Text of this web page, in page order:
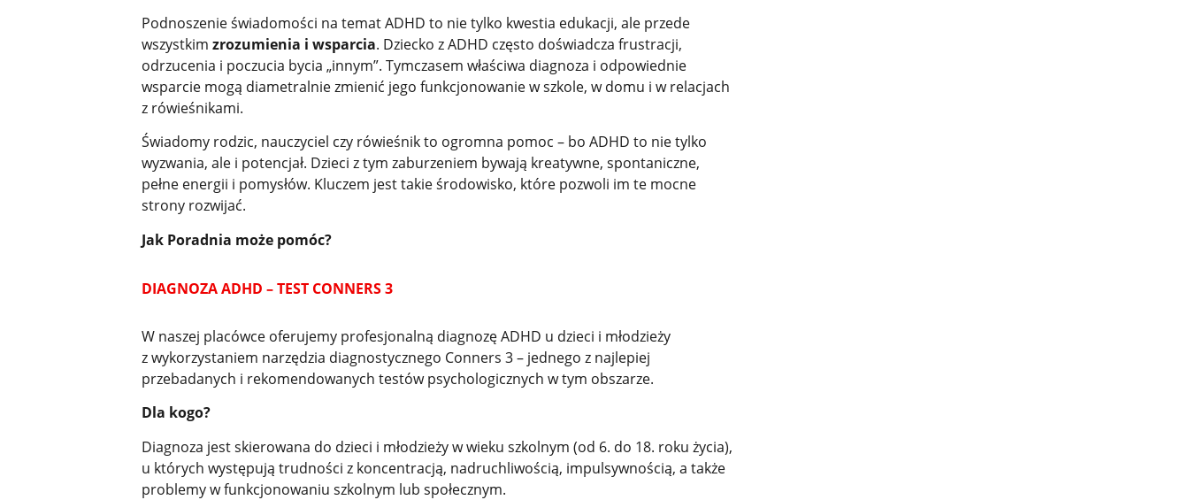
Podnoszenie świadomości na temat ADHD to nie tylko kwestia edukacji, ale przede
wszystkim zrozumienia i wsparcia. Dziecko z ADHD często doświadcza frustracji,
odrzucenia i poczucia bycia „innym”. Tymczasem właściwa diagnoza i odpowiednie
wsparcie mogą diametralnie zmienić jego funkcjonowanie w szkole, w domu i w relacjach
z rówieśnikami.
Świadomy rodzic, nauczyciel czy rówieśnik to ogromna pomoc – bo ADHD to nie tylko
wyzwania, ale i potencjał. Dzieci z tym zaburzeniem bywają kreatywne, spontaniczne,
pełne energii i pomysłów. Kluczem jest takie środowisko, które pozwoli im te mocne
strony rozwijać.
Jak Poradnia może pomóc?
DIAGNOZA ADHD – TEST CONNERS 3
W naszej placówce oferujemy profesjonalną diagnozę ADHD u dzieci i młodzieży
z wykorzystaniem narzędzia diagnostycznego Conners 3 – jednego z najlepiej
przebadanych i rekomendowanych testów psychologicznych w tym obszarze.
Dla kogo?
Diagnoza jest skierowana do dzieci i młodzieży w wieku szkolnym (od 6. do 18. roku życia),
u których występują trudności z koncentracją, nadruchliwością, impulsywnością, a także
problemy w funkcjonowaniu szkolnym lub społecznym.